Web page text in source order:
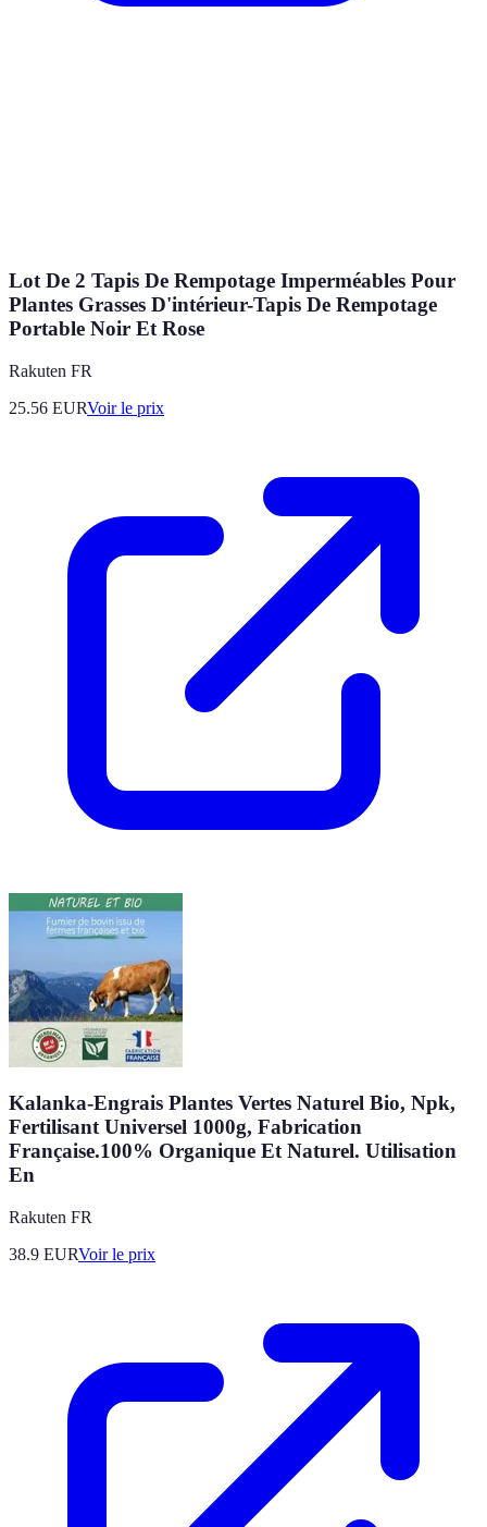
Lot De 2 Tapis De Rempotage Imperméables Pour
Plantes Grasses D'intérieur-Tapis De Rempotage
Portable Noir Et Rose
Rakuten FR
25.56 EURVoir le prix
Kalanka-Engrais Plantes Vertes Naturel Bio, Npk,
Fertilisant Universel 1000g, Fabrication
Française.100% Organique Et Naturel. Utilisation
En
Rakuten FR
38.9 EURVoir le prix